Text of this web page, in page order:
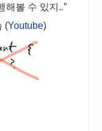
해볼 수 있지..”
(Youtube)